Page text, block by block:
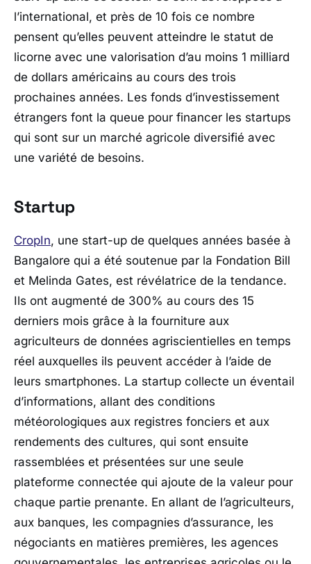
l’international, et près de 10 fois ce nombre
pensent qu’elles peuvent atteindre le statut de
licorne avec une valorisation d’au moins 1 milliard
de dollars américains au cours des trois
prochaines années. Les fonds d’investissement
étrangers font la queue pour financer les startups
qui sont sur un marché agricole diversifié avec
une variété de besoins.
Startup
CropIn, une start-up de quelques années basée à
Bangalore qui a été soutenue par la Fondation Bill
et Melinda Gates, est révélatrice de la tendance.
Ils ont augmenté de 300% au cours des 15
derniers mois grâce à la fourniture aux
agriculteurs de données agriscientielles en temps
réel auxquelles ils peuvent accéder à l’aide de
leurs smartphones. La startup collecte un éventail
d’informations, allant des conditions
météorologiques aux registres fonciers et aux
rendements des cultures, qui sont ensuite
rassemblées et présentées sur une seule
plateforme connectée qui ajoute de la valeur pour
chaque partie prenante. En allant de l’agriculteurs,
aux banques, les compagnies d’assurance, les
négociants en matières premières, les agences